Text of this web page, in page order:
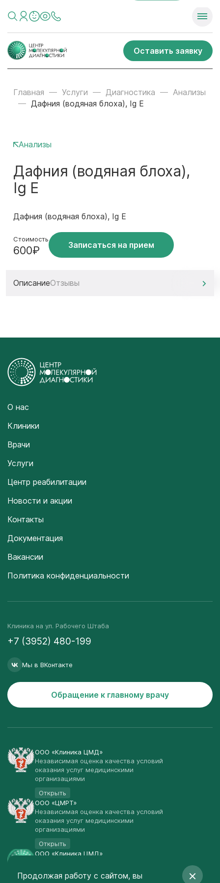
Оставить заявку
Главная Услуги Диагностика
Анализы
Дафния (водяная блоха), Ig E
Анализы
Дафния (водяная блоха),
Ig E
Дафния (водяная блоха), Ig E
Стоимость
600₽ Записаться на прием
ОписаниеОтзывы
О нас
Клиники
Врачи
Услуги
Центр реабилитации
Новости и акции
Контакты
Документация
Вакансии
Политика конфиденциальности
Клиника на ул. Рабочего Штаба
+7 (3952) 480-199
Мы в ВКонтакте
Обращение к главному врачу
ООО «Клиника ЦМД»
Независимая оценка качества условий
оказания услуг медицинскими
организациями
Открыть
ООО «ЦМРТ»
Независимая оценка качества условий
оказания услуг медицинскими
организациями
Открыть
ООО «Клиника ЦМД»
Открыть
Продолжая работу с сайтом, вы